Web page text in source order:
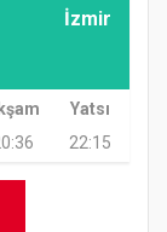
İzmir
Yatsı
22:15